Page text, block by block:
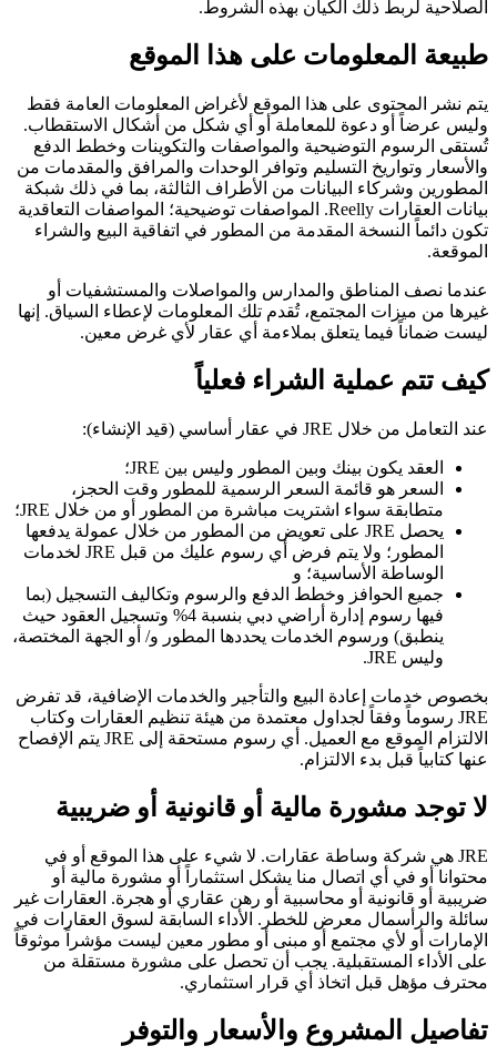
الصلاحية لربط ذلك الكيان بهذه الشروط.
طبيعة المعلومات على هذا الموقع
يتم نشر المحتوى على هذا الموقع لأغراض المعلومات العامة فقط
وليس عرضاً أو دعوة للمعاملة أو أي شكل من أشكال الاستقطاب.
تُستقى الرسوم التوضيحية والمواصفات والتكوينات وخطط الدفع
والأسعار وتواريخ التسليم وتوافر الوحدات والمرافق والمقدمات من
المطورين وشركاء البيانات من الأطراف الثالثة، بما في ذلك شبكة
بيانات العقارات Reelly. المواصفات توضيحية؛ المواصفات التعاقدية
تكون دائماً النسخة المقدمة من المطور في اتفاقية البيع والشراء
الموقعة.
عندما نصف المناطق والمدارس والمواصلات والمستشفيات أو
غيرها من ميزات المجتمع، تُقدم تلك المعلومات لإعطاء السياق. إنها
ليست ضماناً فيما يتعلق بملاءمة أي عقار لأي غرض معين.
كيف تتم عملية الشراء فعلياً
عند التعامل من خلال JRE في عقار أساسي (قيد الإنشاء):
العقد يكون بينك وبين المطور وليس بين JRE؛
السعر هو قائمة السعر الرسمية للمطور وقت الحجز،
متطابقة سواء اشتريت مباشرة من المطور أو من خلال JRE؛
يحصل JRE على تعويض من المطور من خلال عمولة يدفعها
المطور؛ ولا يتم فرض أي رسوم عليك من قبل JRE لخدمات
الوساطة الأساسية؛ و
جميع الحوافز وخطط الدفع والرسوم وتكاليف التسجيل (بما
فيها رسوم إدارة أراضي دبي بنسبة 4% وتسجيل العقود حيث
ينطبق) ورسوم الخدمات يحددها المطور و/ أو الجهة المختصة،
وليس JRE.
بخصوص خدمات إعادة البيع والتأجير والخدمات الإضافية، قد تفرض
JRE رسوماً وفقاً لجداول معتمدة من هيئة تنظيم العقارات وكتاب
الالتزام الموقع مع العميل. أي رسوم مستحقة إلى JRE يتم الإفصاح
عنها كتابياً قبل بدء الالتزام.
لا توجد مشورة مالية أو قانونية أو ضريبية
JRE هي شركة وساطة عقارات. لا شيء على هذا الموقع أو في
محتوانا أو في أي اتصال منا يشكل استثماراً أو مشورة مالية أو
ضريبية أو قانونية أو محاسبية أو رهن عقاري أو هجرة. العقارات غير
سائلة والرأسمال معرض للخطر. الأداء السابقة لسوق العقارات في
الإمارات أو لأي مجتمع أو مبنى أو مطور معين ليست مؤشراً موثوقاً
على الأداء المستقبلية. يجب أن تحصل على مشورة مستقلة من
محترف مؤهل قبل اتخاذ أي قرار استثماري.
تفاصيل المشروع والأسعار والتوفر